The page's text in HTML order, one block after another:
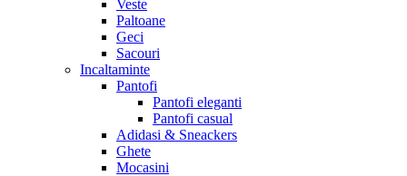
Veste
Paltoane
Geci
Sacouri
Incaltaminte
Pantofi
Pantofi eleganti
Pantofi casual
Adidasi & Sneackers
Ghete
Mocasini